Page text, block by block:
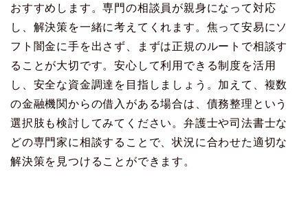
おすすめします。専門の相談員が親身になって対応
し、解決策を一緒に考えてくれます。焦って安易にソ
フト闇金に手を出さず、まずは正規のルートで相談す
ることが大切です。安心して利用できる制度を活用
し、安全な資金調達を目指しましょう。加えて、複数
の金融機関からの借入がある場合は、債務整理という
選択肢も検討してみてください。弁護士や司法書士な
どの専門家に相談することで、状況に合わせた適切な
解決策を見つけることができます。